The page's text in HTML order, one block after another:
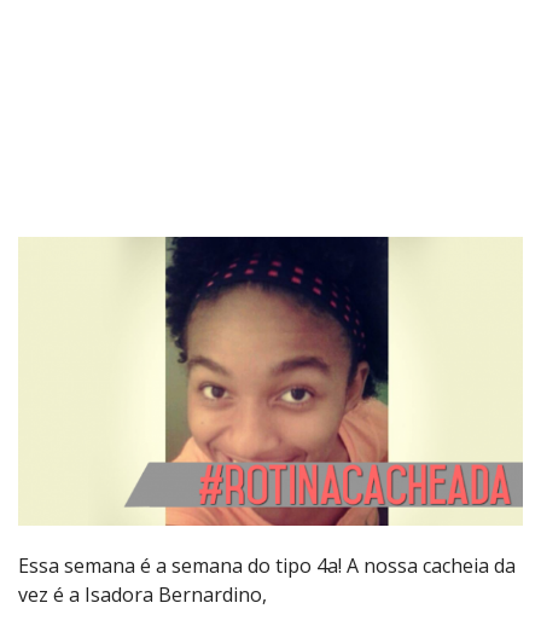
Essa semana é a semana do tipo 4a! A nossa cacheia da
vez é a Isadora Bernardino,